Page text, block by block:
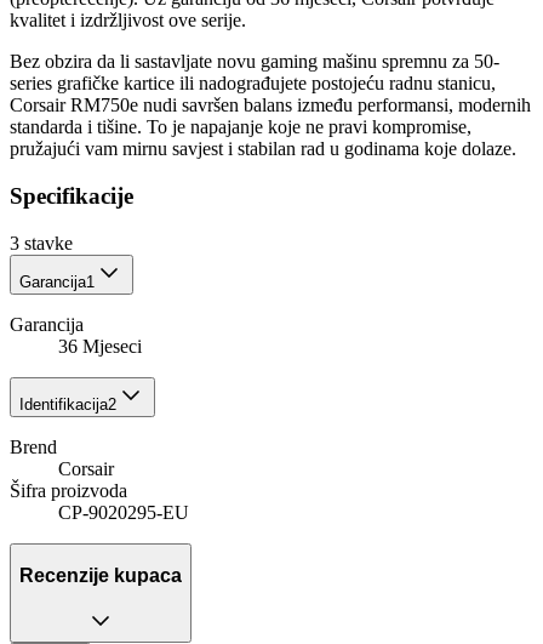
kvalitet i izdržljivost ove serije.
Bez obzira da li sastavljate novu gaming mašinu spremnu za 50-
series grafičke kartice ili nadograđujete postojeću radnu stanicu,
Corsair RM750e nudi savršen balans između performansi, modernih
standarda i tišine. To je napajanje koje ne pravi kompromise,
pružajući vam mirnu savjest i stabilan rad u godinama koje dolaze.
Specifikacije
3 stavke
Garancija1
Garancija
36 Mjeseci
Identifikacija2
Brend
Corsair
Šifra proizvoda
CP-9020295-EU
Recenzije kupaca